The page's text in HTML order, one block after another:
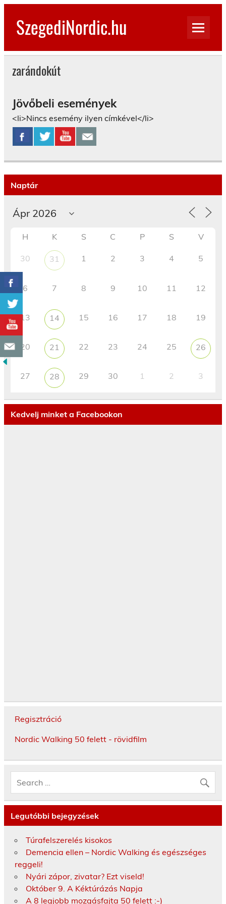
Skip
contentSzegediNordic.hu
zarándokút
Jövőbeli események
<li>Nincs esemény ilyen címkével</li>
Naptár
H K S C P S V
30 31 1 2 3 4 5
6 7 8 9 10 11 12
13 14 15 16 17 18 19
20 21 22 23 24 25 26
27 28 29 30 1 2 3
Kedvelj minket a Facebookon
Regisztráció
Nordic Walking 50 felett - rövidfilm
Legutóbbi bejegyzések
Túrafelszerelés kisokos
Demencia ellen – Nordic Walking és egészséges
reggeli!
Nyári zápor, zivatar? Ezt viseld!
Október 9. A Kéktúrázás Napja
A 8 legjobb mozgásfajta 50 felett :-)